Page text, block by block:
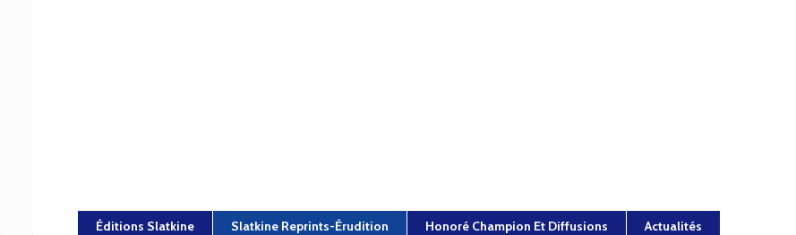
Éditions Slatkine Slatkine Reprints-Érudition Honoré Champion Et Diffusions Actualités